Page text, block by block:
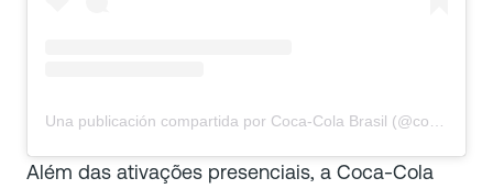
Una publicación compartida por Coca-Cola Brasil (@cocacola_br)
Além das ativações presenciais, a Coca-Cola